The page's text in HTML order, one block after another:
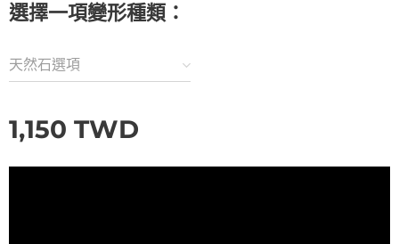
選擇一項變形種類：
天然石選項
1,150 TWD